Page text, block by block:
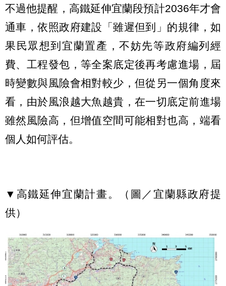
不過他提醒，高鐵延伸宜蘭段預計2036年才會
通車，依照政府建設「雖遲但到」的規律，如
果民眾想到宜蘭置產，不妨先等政府編列經
費、工程發包，等全案底定後再考慮進場，屆
時變數與風險會相對較少，但從另一個角度來
看，由於風浪越大魚越貴，在一切底定前進場
雖然風險高，但增值空間可能相對也高，端看
個人如何評估。
▼高鐵延伸宜蘭計畫。（圖／宜蘭縣政府提
供）